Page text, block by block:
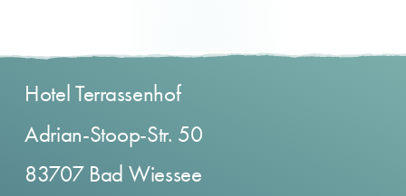
Hotel Terrassenhof
Adrian-Stoop-Str. 50
83707 Bad Wiessee